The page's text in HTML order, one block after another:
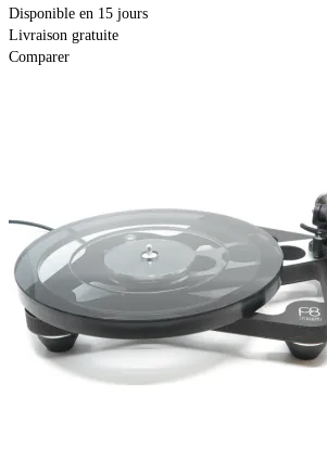
Disponible en 15 jours
Livraison gratuite
Comparer